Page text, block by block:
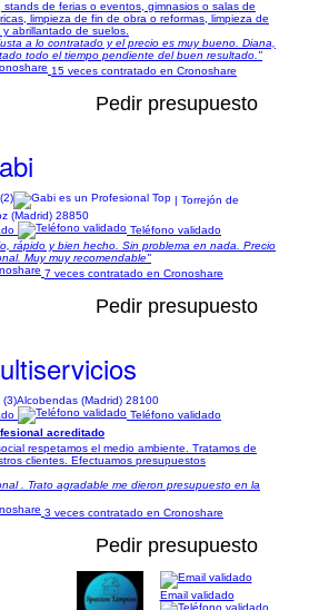
de ferias o eventos, gimnasios o salas de
limpieza de fin de obra o reformas, limpieza de
abrillantado de suelos.
a lo contratado y el precio es muy bueno. Diana,
todo el tiempo pendiente del buen resultado."
15 veces contratado en Cronoshare
Pedir presupuesto
| Torrejón de
(Madrid) 28850
Teléfono validado
rápido y bien hecho. Sin problema en nada. Precio
Muy muy recomendable"
7 veces contratado en Cronoshare
Pedir presupuesto
(3)Alcobendas (Madrid) 28100
Teléfono validado
acreditado
respetamos el medio ambiente. Tratamos de
clientes. Efectuamos presupuestos
. Trato agradable me dieron presupuesto en la
3 veces contratado en Cronoshare
Pedir presupuesto
Email validado